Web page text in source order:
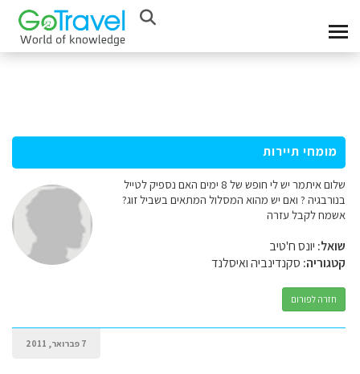
מומחי תיירות
שלום איתמר יש לי חופש של 8 ימים האם נספיק לטייל
בנורבגיה ? ואם יש מהוא המסלול המתאים בשביל זוג?
אשמח לקבל עזרה
שואל: יונס ח'טיב
קטגוריה: סקנדינביה ואיסלנד
חזרה לפורום
7 פברואר, 2011